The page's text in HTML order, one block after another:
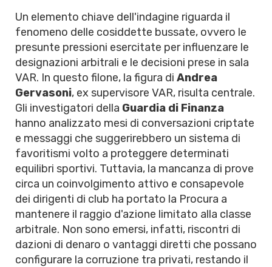
Un elemento chiave dell'indagine riguarda il
fenomeno delle cosiddette bussate, ovvero le
presunte pressioni esercitate per influenzare le
designazioni arbitrali e le decisioni prese in sala
VAR. In questo filone, la figura di Andrea
Gervasoni, ex supervisore VAR, risulta centrale.
Gli investigatori della Guardia di Finanza
hanno analizzato mesi di conversazioni criptate
e messaggi che suggerirebbero un sistema di
favoritismi volto a proteggere determinati
equilibri sportivi. Tuttavia, la mancanza di prove
circa un coinvolgimento attivo e consapevole
dei dirigenti di club ha portato la Procura a
mantenere il raggio d'azione limitato alla classe
arbitrale. Non sono emersi, infatti, riscontri di
dazioni di denaro o vantaggi diretti che possano
configurare la corruzione tra privati, restando il